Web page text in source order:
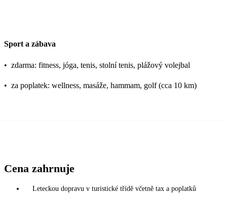
Sport a zábava
• zdarma: fitness, jóga, tenis, stolní tenis, plážový volejbal
• za poplatek: wellness, masáže, hammam, golf (cca 10 km)
Cena zahrnuje
Leteckou dopravu v turistické třídě včetně tax a poplatků